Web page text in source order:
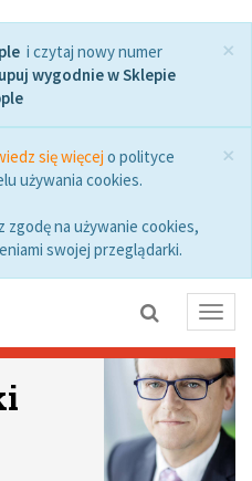
×
i czytaj nowy numer
wygodnie w Sklepie
×
się więcej o polityce
używania cookies.
na używanie cookies,
swojej przeglądarki.